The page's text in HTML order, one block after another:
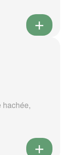
hachée,